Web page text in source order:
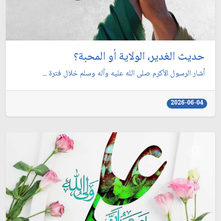
حديث الغدير، الولاية أو المحبة؟
أشار الرسول الأكرم صلى الله عليه وآله وسلم خلال فترة ...
2026-06-04